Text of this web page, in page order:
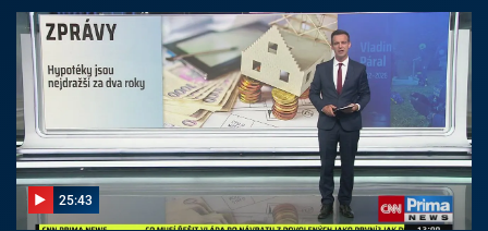
25:43